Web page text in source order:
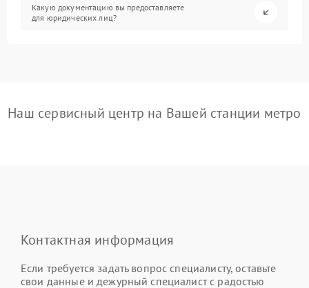
Какую документацию вы предоставляете
для юридических лиц?
Наш сервисный центр на Вашей станции метро
Контактная информация
Если требуется задать вопрос специалисту, оставьте
свои данные и дежурный специалист с радостью